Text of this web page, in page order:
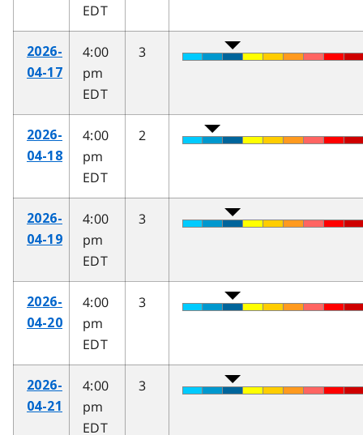
EDT
2026-
04-17
4:00
pm
EDT
3
2026-
04-18
4:00
pm
EDT
2
2026-
04-19
4:00
pm
EDT
3
2026-
04-20
4:00
pm
EDT
3
2026-
04-21
4:00
pm
EDT
3